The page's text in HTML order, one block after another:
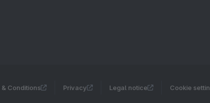
& Conditions Privacy Legal notice Cookie